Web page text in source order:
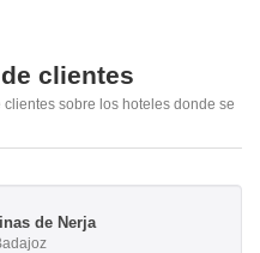
clientes
sobre los hoteles donde se
de Nerja